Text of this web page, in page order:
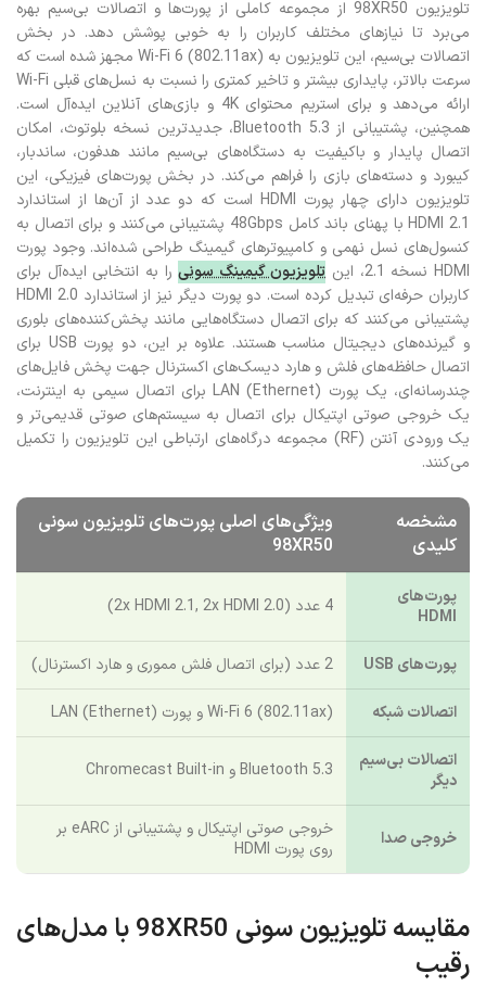
تلویزیون 98XR50 از مجموعه کاملی از پورت‌ها و اتصالات بی‌سیم بهره
می‌برد تا نیازهای مختلف کاربران را به خوبی پوشش دهد. در بخش
اتصالات بی‌سیم، این تلویزیون به Wi-Fi 6 (802.11ax) مجهز شده است که
سرعت بالاتر، پایداری بیشتر و تاخیر کمتری را نسبت به نسل‌های قبلی Wi-Fi
ارائه می‌دهد و برای استریم محتوای 4K و بازی‌های آنلاین ایده‌آل است.
همچنین، پشتیبانی از Bluetooth 5.3، جدیدترین نسخه بلوتوث، امکان
اتصال پایدار و باکیفیت به دستگاه‌های بی‌سیم مانند هدفون، ساندبار،
کیبورد و دسته‌های بازی را فراهم می‌کند. در بخش پورت‌های فیزیکی، این
تلویزیون دارای چهار پورت HDMI است که دو عدد از آن‌ها از استاندارد
HDMI 2.1 با پهنای باند کامل 48Gbps پشتیبانی می‌کنند و برای اتصال به
کنسول‌های نسل نهمی و کامپیوترهای گیمینگ طراحی شده‌اند. وجود پورت
HDMI نسخه 2.1، این
تلویزیون گیمینگ سونیرا به انتخابی ایده‌آل برای
کاربران حرفه‌ای تبدیل کرده است. دو پورت دیگر نیز از استاندارد HDMI 2.0
پشتیبانی می‌کنند که برای اتصال دستگاه‌هایی مانند پخش‌کننده‌های بلوری
و گیرنده‌های دیجیتال مناسب هستند. علاوه بر این، دو پورت USB برای
اتصال حافظه‌های فلش و هارد دیسک‌های اکسترنال جهت پخش فایل‌های
چندرسانه‌ای، یک پورت LAN (Ethernet) برای اتصال سیمی به اینترنت،
یک خروجی صوتی اپتیکال برای اتصال به سیستم‌های صوتی قدیمی‌تر و
یک ورودی آنتن (RF) مجموعه درگاه‌های ارتباطی این تلویزیون را تکمیل
می‌کنند.
مشخصه
کلیدی
ویژگی‌های اصلی پورت‌های تلویزیون سونی
98XR50
پورت‌های
HDMI
4 عدد (2x HDMI 2.1, 2x HDMI 2.0)
پورت‌های USB 2 عدد (برای اتصال فلش مموری و هارد اکسترنال)
اتصالات شبکه Wi-Fi 6 (802.11ax) و پورت LAN (Ethernet)
اتصالات بی‌سیم
دیگر
Bluetooth 5.3 و Chromecast Built-in
خروجی صدا
خروجی صوتی اپتیکال و پشتیبانی از eARC بر
روی پورت HDMI
مقایسه تلویزیون سونی 98XR50 با مدل‌های
رقیب